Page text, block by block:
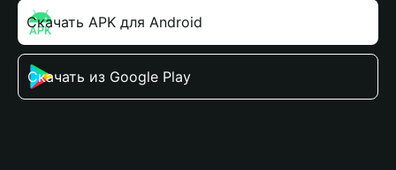
Скачать APK для Android
Скачать из Google Play